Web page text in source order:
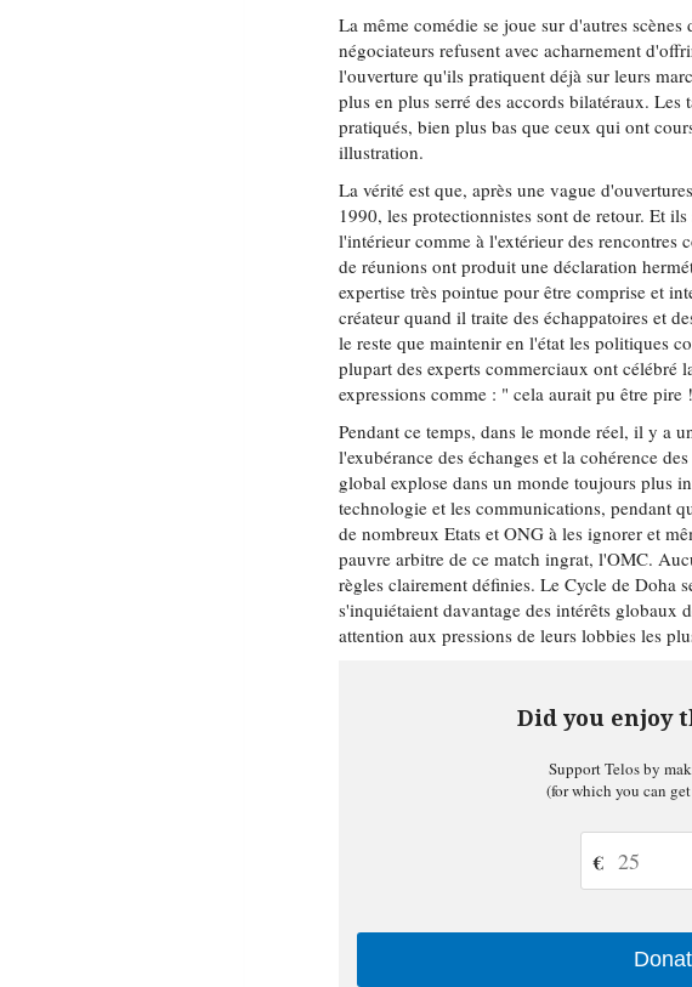
La même comédie se joue sur d'autres
négociateurs refusent avec acharnement
l'ouverture qu'ils pratiquent déjà sur leurs
plus en plus serré des accords bilatéraux.
pratiqués, bien plus bas que ceux qui ont
illustration.
La vérité est que, après une vague
1990, les protectionnistes sont de retour. Et
l'intérieur comme à l'extérieur des rencontres
de réunions ont produit une déclaration
expertise très pointue pour être comprise et
créateur quand il traite des échappatoires et
le reste que maintenir en l'état les politiques
plupart des experts commerciaux ont célébré
expressions comme : " cela aurait pu être pire
Pendant ce temps, dans le monde réel, il y a
l'exubérance des échanges et la cohérence
global explose dans un monde toujours plus
technologie et les communications, pendant
de nombreux Etats et ONG à les ignorer et
pauvre arbitre de ce match ingrat, l'OMC.
règles clairement définies. Le Cycle de Doha
s'inquiétaient davantage des intérêts globaux
attention aux pressions de leurs lobbies les
Did you enjoy
Support Telos by
(for which you can
€